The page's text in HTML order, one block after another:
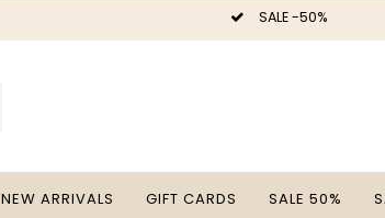
SALE -50%
NEW ARRIVALS GIFT CARDS SALE 50%